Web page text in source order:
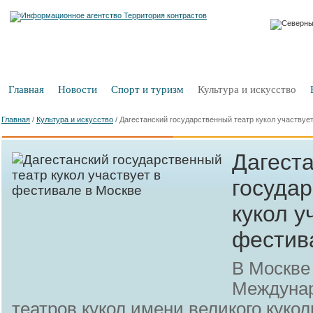
Главная Новости Спорт и туризм Культура и искусство
Главная / Культура и искусство / Дагестанский государственный театр кукол
кукол
В Москве
театров кукол имени великого